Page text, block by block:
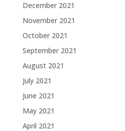
December 2021
November 2021
October 2021
September 2021
August 2021
July 2021
June 2021
May 2021
April 2021